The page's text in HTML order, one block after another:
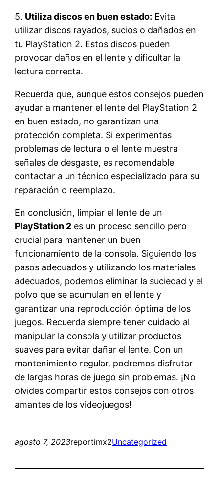
5. Utiliza discos en buen estado: Evita
utilizar discos rayados, sucios o dañados en
tu PlayStation 2. Estos discos pueden
provocar daños en el lente y dificultar la
lectura correcta.
Recuerda que, aunque estos consejos pueden
ayudar a mantener el lente del PlayStation 2
en buen estado, no garantizan una
protección completa. Si experimentas
problemas de lectura o el lente muestra
señales de desgaste, es recomendable
contactar a un técnico especializado para su
reparación o reemplazo.
En conclusión, limpiar el lente de un
PlayStation 2 es un proceso sencillo pero
crucial para mantener un buen
funcionamiento de la consola. Siguiendo los
pasos adecuados y utilizando los materiales
adecuados, podemos eliminar la suciedad y el
polvo que se acumulan en el lente y
garantizar una reproducción óptima de los
juegos. Recuerda siempre tener cuidado al
manipular la consola y utilizar productos
suaves para evitar dañar el lente. Con un
mantenimiento regular, podremos disfrutar
de largas horas de juego sin problemas. ¡No
olvides compartir estos consejos con otros
amantes de los videojuegos!
agosto 7, 2023reportimx2Uncategorized